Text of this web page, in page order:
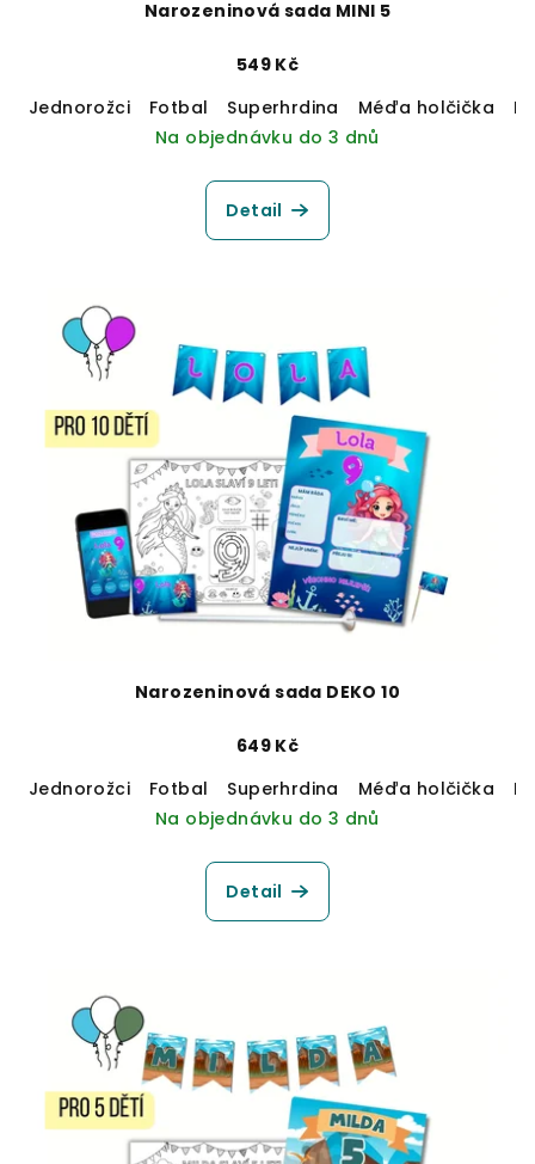
Narozeninová sada MINI 5
549 Kč
Jednorožci
Fotbal Superhrdina Méďa holčička
Na objednávku do 3 dnů
Detail
Narozeninová sada DEKO 10
649 Kč
Jednorožci
Fotbal Superhrdina Méďa holčička
Na objednávku do 3 dnů
Detail